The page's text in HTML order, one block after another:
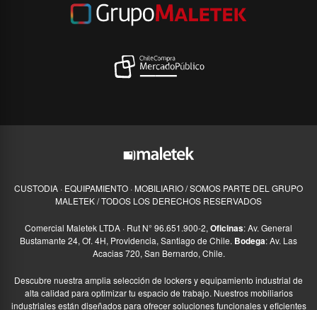
CUSTODIA · EQUIPAMIENTO · MOBILIARIO / SOMOS PARTE DEL GRUPO
MALETEK / TODOS LOS DERECHOS RESERVADOS
Comercial Maletek LTDA · Rut N° 96.651.900-2, Oficinas: Av. General
Bustamante 24, Of. 4H, Providencia, Santiago de Chile. Bodega: Av. Las
Acacias 720, San Bernardo, Chile.
Descubre nuestra amplia selección de lockers y equipamiento industrial de
alta calidad para optimizar tu espacio de trabajo. Nuestros mobiliarios
industriales están diseñados para ofrecer soluciones funcionales y eficientes